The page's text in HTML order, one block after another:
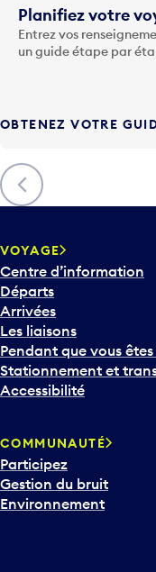
t
o
u
F
è
c
h
v
e
r
s
l
e
b
a
o
u
r
i
Précédent
Planifiez votre
Entrez vos
un guide étape par
OBTENEZ VOTRE
VOYAGE
Centre d’information
Départs
Arrivées
Les liaisons
Pendant que vous
Stationnement et
Accessibilité
COMMUNAUTÉ
Participez
Gestion du bruit
Environnement